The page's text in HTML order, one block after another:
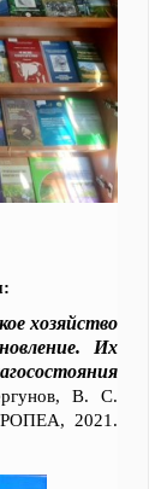
хозяйство
Их
В. С.
2021.